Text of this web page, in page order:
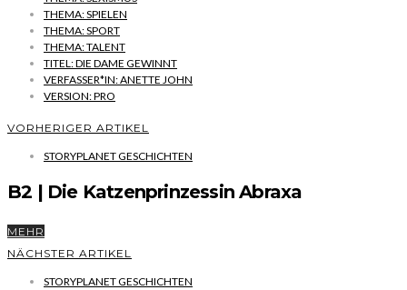
THEMA: SPIELEN
THEMA: SPORT
THEMA: TALENT
TITEL: DIE DAME GEWINNT
VERFASSER*IN: ANETTE JOHN
VERSION: PRO
VORHERIGER ARTIKEL
STORYPLANET GESCHICHTEN
B2 | Die Katzenprinzessin Abraxa
MEHR
NÄCHSTER ARTIKEL
STORYPLANET GESCHICHTEN